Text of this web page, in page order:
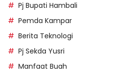
Pj Bupati Hambali
Pemda Kampar
Berita Teknologi
Pj Sekda Yusri
Manfaat Buah